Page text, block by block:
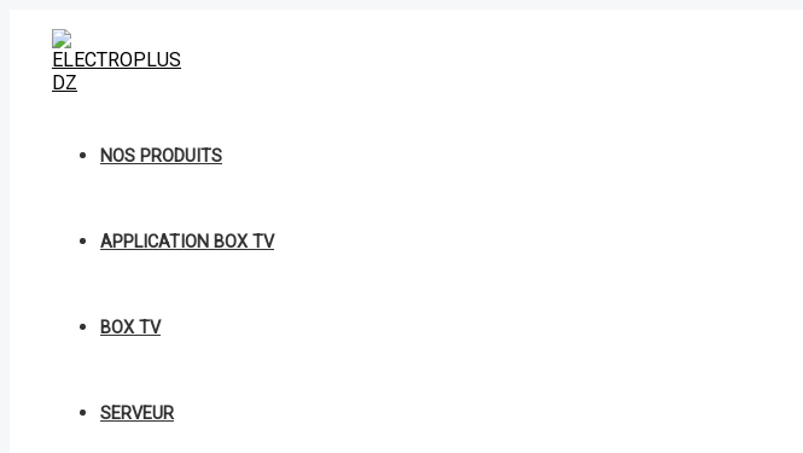
contenu
NOS PRODUITS
APPLICATION BOX TV
BOX TV
SERVEUR
EXTANTION
LUNA